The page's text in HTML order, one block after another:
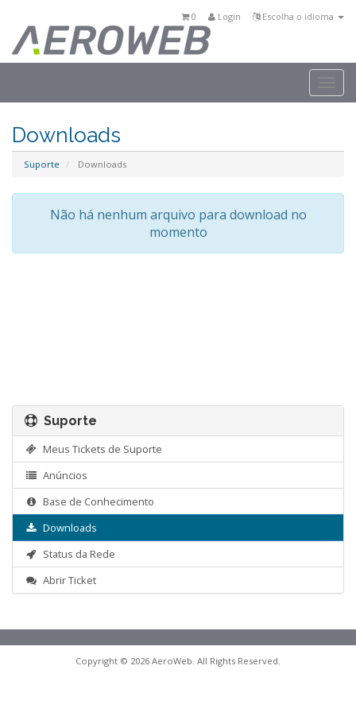
Escolha o idioma
Login
0
Downloads
Suporte Downloads
Não há nenhum arquivo para download no
momento
Suporte
Meus Tickets de Suporte
Anúncios
Base de Conhecimento
Downloads
Status da Rede
Abrir Ticket
Copyright © 2026 AeroWeb. All Rights Reserved.